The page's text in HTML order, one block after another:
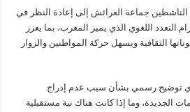
جماعة العرائش إلى إعادة النظر في
التعدد اللغوي الذي يميز المغرب، بما يعزز
الثقافية ويسهل حركة المواطنين والزوار
أي توضيح رسمي بشأن سبب عدم إدراج
الجديدة، وما إذا كانت هناك نية مستقبلية